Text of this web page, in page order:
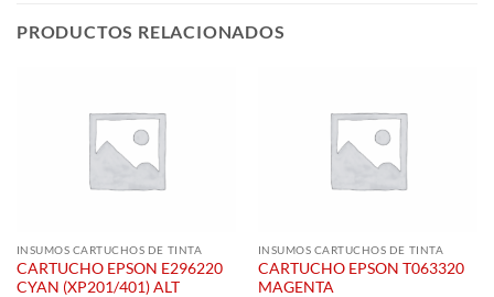
PRODUCTOS RELACIONADOS
INSUMOS CARTUCHOS DE TINTA
CARTUCHO EPSON E296220
CYAN (XP201/401) ALT
INSUMOS CARTUCHOS DE TINTA
CARTUCHO EPSON T063320
MAGENTA